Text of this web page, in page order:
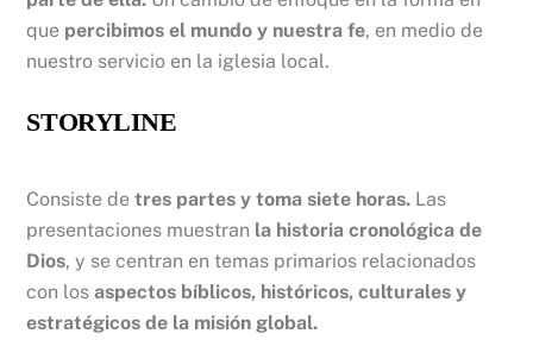
que percibimos el mundo y nuestra fe, en medio de
nuestro servicio en la iglesia local.
STORYLINE
Consiste detres partes y toma siete horas. Las
presentaciones muestran la historia cronológica de
Dios, y se centran en temas primarios relacionados
con losaspectos bíblicos, históricos, culturales y
estratégicos de la misión global.